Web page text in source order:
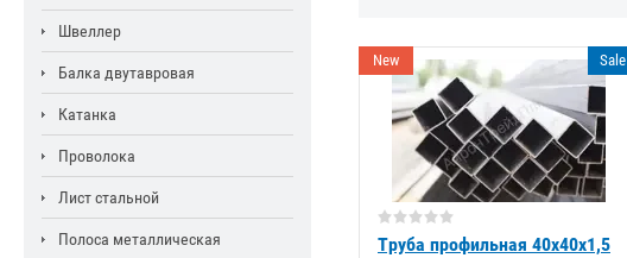
Швеллер
Балка двутавровая
Катанка
Проволока
Лист стальной
Полоса металлическая
New Sale
Труба профильная 40х40х1,5